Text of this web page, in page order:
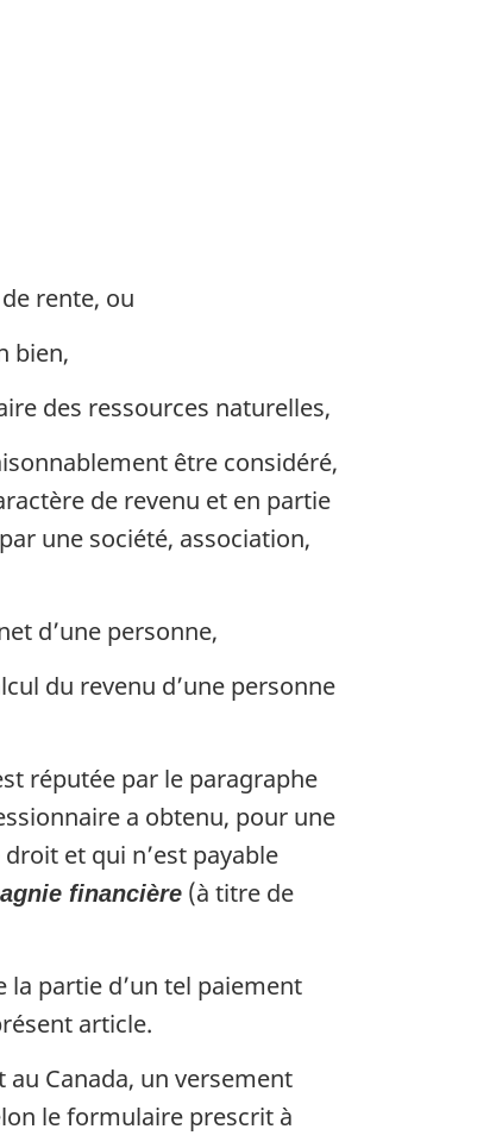
rente, ou
bien,
des ressources naturelles,
être considéré,
de revenu et en partie
une société, association,
d’une personne,
du revenu d’une personne
réputée par le paragraphe
a obtenu, pour une
et qui n’est payable
financière (à titre de
partie d’un tel paiement
article.
Canada, un versement
le formulaire prescrit à